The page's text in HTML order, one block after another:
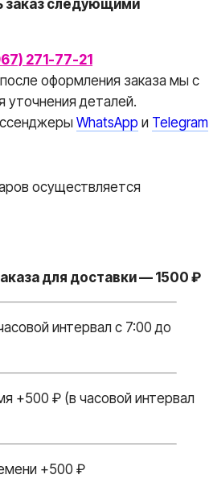
следующими
271-77-21
оформления заказа мы с
уточнения деталей.
WhatsApp и Telegram
осуществляется
для доставки — 1500 ₽
интервал с 7:00 до
+500 ₽ (в часовой интервал
+500 ₽
в подарок